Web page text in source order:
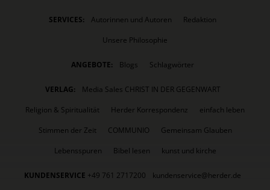
SERVICES: Autorinnen und Autoren
Redaktion
Unsere Philosophie
ANGEBOTE: Blogs Schlagwörter
VERLAG:
Media Sales CHRIST IN DER GEGENWART
Religion & Spiritualität
Herder Korrespondenz
einfach leben
Stimmen der Zeit
COMMUNIO
Gemeinsam Glauben
Lebensspuren
Bibel lesen kunst und kirche
KUNDENSERVICE +49 761 2717200
kundenservice@herder.de